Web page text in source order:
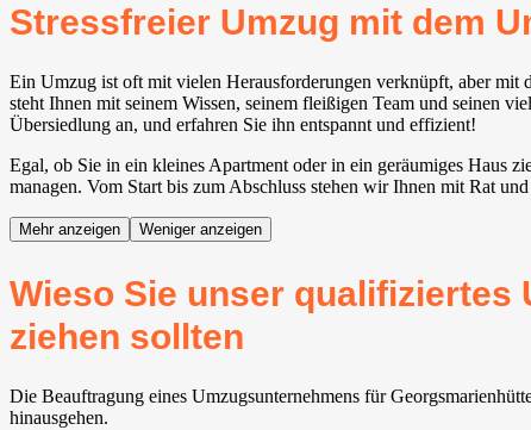
Stressfreier Umzug mit dem
Ein Umzug ist oft mit vielen Herausforderungen verknüpft, aber
steht Ihnen mit seinem Wissen, seinem fleißigen Team und seinen
Übersiedlung an, und erfahren Sie ihn entspannt und effizient!
Egal, ob Sie in ein kleines Apartment oder in ein geräumiges Haus
managen. Vom Start bis zum Abschluss stehen wir Ihnen mit Rat
Mehr anzeigen Weniger anzeigen
Wieso Sie unser
ziehen sollten
Die Beauftragung eines Umzugsunternehmens für
hinausgehen.